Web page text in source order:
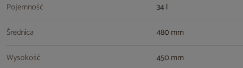
Pojemność
34 l
Średnica
480 mm
Wysokość
450 mm